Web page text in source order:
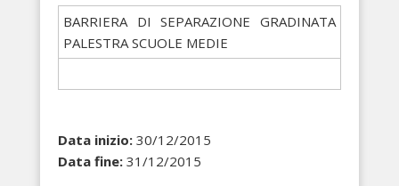
BARRIERA DI SEPARAZIONE GRADINATA
PALESTRA SCUOLE MEDIE
Data inizio: 30/12/2015
Data fine: 31/12/2015